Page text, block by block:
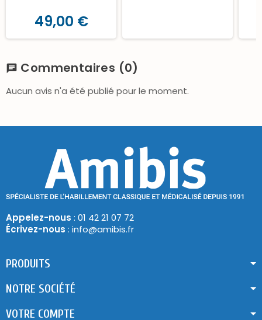
49,00 €
chat Commentaires (0)
Aucun avis n'a été publié pour le moment.
Appelez-nous : 01 42 21 07 72
Écrivez-nous : info@amibis.fr
PRODUITS
NOTRE SOCIÉTÉ
VOTRE COMPTE